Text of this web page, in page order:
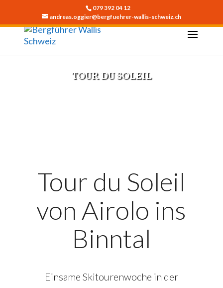
079 392 04 12
andreas.oggier@bergfuehrer-wallis-schweiz.ch
TOUR DU SOLEIL
Tour du Soleil
von Airolo ins
Binntal
Einsame Skitourenwoche in der